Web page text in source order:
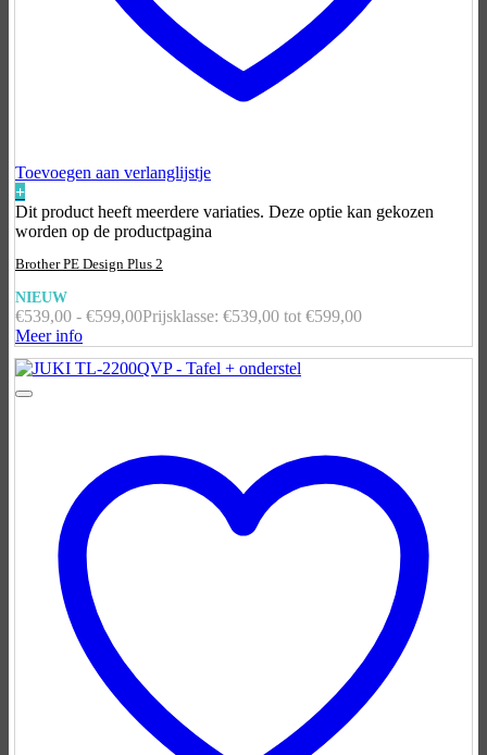
Toevoegen aan verlanglijstje
+
Dit product heeft meerdere variaties. Deze optie kan gekozen
worden op de productpagina
Brother PE Design Plus 2
NIEUW
€539,00 - €599,00Prijsklasse: €539,00 tot €599,00
Meer info